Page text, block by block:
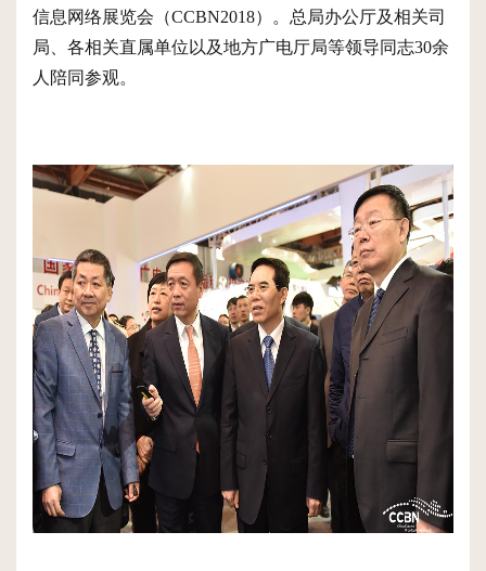
信息网络展览会（CCBN2018）。总局办公厅及相关司
局、各相关直属单位以及地方广电厅局等领导同志30余
人陪同参观。